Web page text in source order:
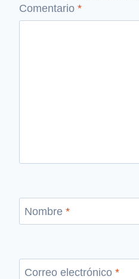
Comentario *
Nombre *
Correo electrónico *